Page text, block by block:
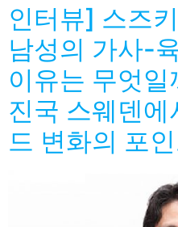
인터뷰] 스즈
남성의 가사-
이유는 무엇일
진국 스웨덴에
드 변화의 포